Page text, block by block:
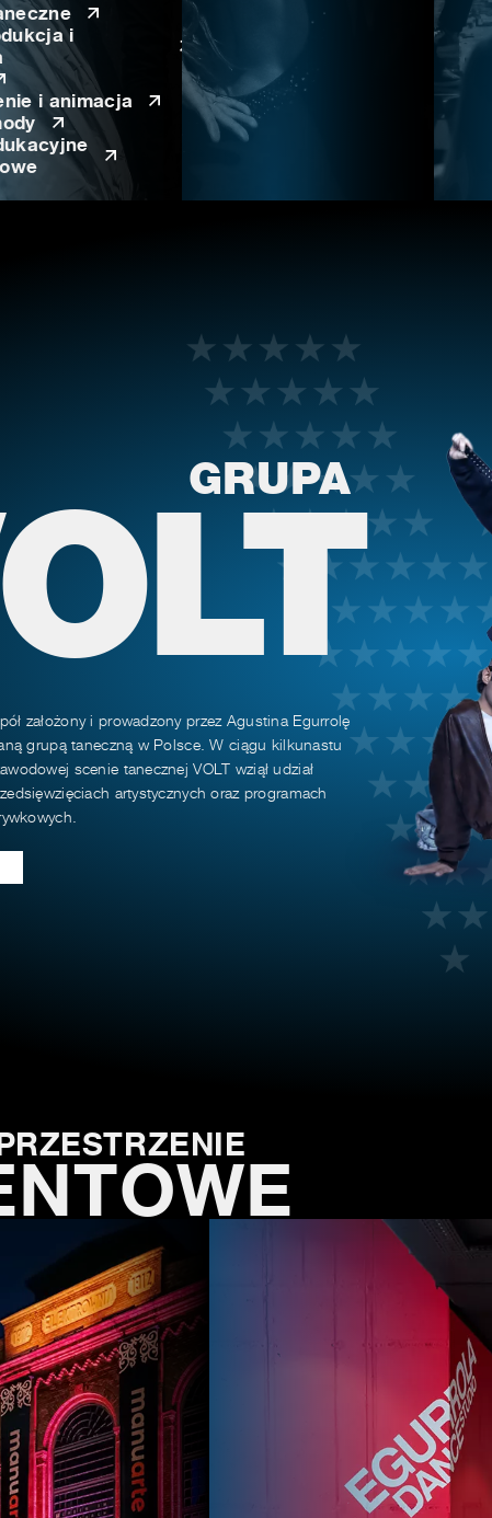
i
i animacja
GRUPA
założony i prowadzony przez Agustina Egurrolę
grupą taneczną w Polsce. W ciągu kilkunastu
scenie tanecznej VOLT wziął udział
artystycznych oraz programach